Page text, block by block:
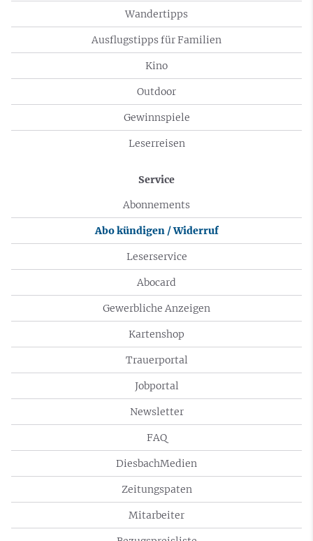
Wandertipps
Ausflugstipps für Familien
Kino
Outdoor
Gewinnspiele
Leserreisen
Service
Abonnements
Abo kündigen / Widerruf
Leserservice
Abocard
Gewerbliche Anzeigen
Kartenshop
Trauerportal
Jobportal
Newsletter
FAQ
DiesbachMedien
Zeitungspaten
Mitarbeiter